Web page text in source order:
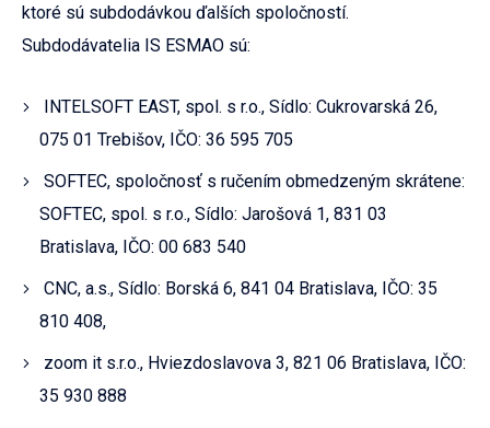
ktoré sú subdodávkou ďalších spoločností.
Subdodávatelia IS ESMAO sú:
INTELSOFT EAST, spol. s r.o., Sídlo: Cukrovarská 26,
075 01 Trebišov, IČO: 36 595 705
SOFTEC, spoločnosť s ručením obmedzeným skrátene:
SOFTEC, spol. s r.o., Sídlo: Jarošová 1, 831 03
Bratislava, IČO: 00 683 540
CNC, a.s., Sídlo: Borská 6, 841 04 Bratislava, IČO: 35
810 408,
zoom it s.r.o., Hviezdoslavova 3, 821 06 Bratislava, IČO:
35 930 888